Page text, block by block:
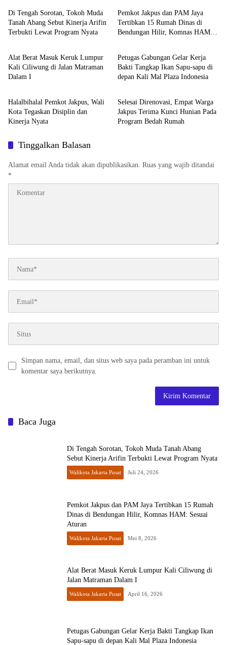
Di Tengah Sorotan, Tokoh Muda
Tanah Abang Sebut Kinerja Arifin
Terbukti Lewat Program Nyata
Pemkot Jakpus dan PAM Jaya
Tertibkan 15 Rumah Dinas di
Bendungan Hilir, Komnas HAM:
Walikota Jakarta Pusat
Alat Berat Masuk Keruk Lumpur
Kali Ciliwung di Jalan Matraman
Dalam I
Walikota Jakarta Pusat
Petugas Gabungan Gelar Kerja
Bakti Tangkap Ikan Sapu-sapu di
depan Kali Mal Plaza Indonesia
Walikota Jakarta Pusat
Halalbihalal Pemkot Jakpus, Wali
Kota Tegaskan Disiplin dan
Kinerja Nyata
Walikota Jakarta Pusat
Selesai Direnovasi, Empat Warga
Jakpus Terima Kunci Hunian Pada
Program Bedah Rumah
Tinggalkan Balasan
Alamat email Anda tidak akan dipublikasikan. Ruas yang wajib ditandai
*
Simpan nama, email, dan situs web saya pada peramban ini untuk
komentar saya berikutnya.
Baca Juga
Di Tengah Sorotan, Tokoh Muda Tanah Abang
Sebut Kinerja Arifin Terbukti Lewat Program Nyata
Walikota Jakarta Pusat Juli 24, 2026
Pemkot Jakpus dan PAM Jaya Tertibkan 15 Rumah
Dinas di Bendungan Hilir, Komnas HAM: Sesuai
Aturan
Walikota Jakarta Pusat Mei 8, 2026
Alat Berat Masuk Keruk Lumpur Kali Ciliwung di
Jalan Matraman Dalam I
Walikota Jakarta Pusat April 16, 2026
Petugas Gabungan Gelar Kerja Bakti Tangkap Ikan
Sapu-sapu di depan Kali Mal Plaza Indonesia